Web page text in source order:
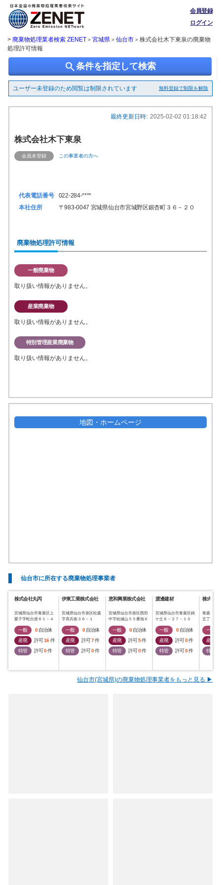
会員登録
ログイン
> 廃棄物処理業者検索 ZENET > 宮城県 > 仙台市> 株式会社木下東泉の廃棄物
処理許可情報
search条件を指定して検索
ユーザー未登録のため閲覧は制限されています 無料登録で制限を解除
最終更新日時: 2025-02-02 01:18:42
株式会社木下東泉
会員未登録 この事業者の方へ
代表電話番号
022-284-****
本社住所
〒983-0047 宮城県仙台市宮城野区銀杏町３６－２０
廃棄物処理許可情報
一般廃棄物
取り扱い情報がありません。
産業廃棄物
取り扱い情報がありません。
特別管理産業廃棄物
取り扱い情報がありません。
地図・ホームページ
仙台市に所在する廃棄物処理事業者
株式会社丸丙
宮城県仙台市青葉区上
愛子字蛇台原６１－４
一般 0 自治体
産廃
許可16 件
特管
許可0件
伊東工業株式会社
宮城県仙台市泉区松森
字斉兵衛３６－１
一般 0 自治体
産廃
許可7件
特管
許可0件
恵和興業株式会社
宮城県仙台市泉区西田
中字杭城山５５番地６
一般 0 自治体
産廃
許可5件
特管
許可0件
渡邊建材
宮城県仙台市青葉区錦
ケ丘６－２７－１０
一般 0 自治体
産廃
許可0件
特管
許可0件
株式会
青森県弘
五丁目４
一般
産廃
特管
仙台市(宮城県)の廃棄物処理事業者をもっと見る ▶